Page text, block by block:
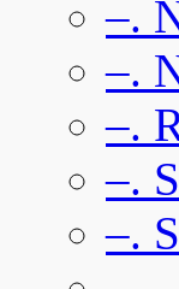
–.
–.
–.
–.
–.